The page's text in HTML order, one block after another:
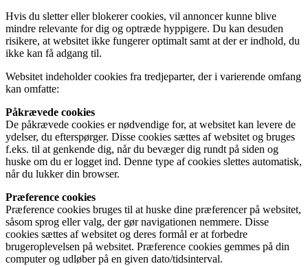
Hvis du sletter eller blokerer cookies, vil annoncer kunne blive
mindre relevante for dig og optræde hyppigere. Du kan desuden
risikere, at websitet ikke fungerer optimalt samt at der er indhold, du
ikke kan få adgang til.
Websitet indeholder cookies fra tredjeparter, der i varierende omfang
kan omfatte:
Påkrævede cookies
De påkrævede cookies er nødvendige for, at websitet kan levere de
ydelser, du efterspørger. Disse cookies sættes af websitet og bruges
f.eks. til at genkende dig, når du bevæger dig rundt på siden og
huske om du er logget ind. Denne type af cookies slettes automatisk,
når du lukker din browser.
Præference cookies
Præference cookies bruges til at huske dine præferencer på websitet,
såsom sprog eller valg, der gør navigationen nemmere. Disse
cookies sættes af websitet og deres formål er at forbedre
brugeroplevelsen på websitet. Præference cookies gemmes på din
computer og udløber på en given dato/tidsinterval.